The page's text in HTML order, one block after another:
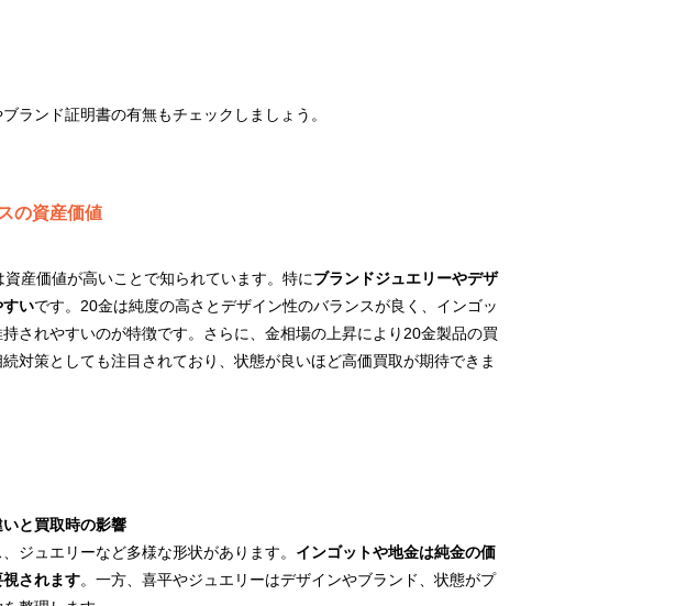
ランド証明書の有無もチェックしましょう。
の資産価値
産価値が高いことで知られています。特にブランドジュエリーやデザ
いです。20金は純度の高さとデザイン性のバランスが良く、インゴッ
されやすいのが特徴です。さらに、金相場の上昇により20金製品の買
対策としても注目されており、状態が良いほど高価買取が期待できま
と買取時の影響
ジュエリーなど多様な形状があります。 インゴットや地金は純金の価
されます。一方、喜平やジュエリーはデザインやブランド、状態がプ